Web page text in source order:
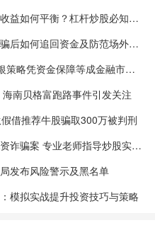
股票杠杆投资全解析：风险与收益如何平衡？杠杆炒股必知技巧
股票配资金融诈骗案揭秘：被骗后如何追回资金及防范场外配资风险
2023年Q3收益率达15%，申银策略凭资金保障等成金融市场关注焦点
南贝格富跑路事件引发关注
借推荐牛股骗取300万被判刑
成渝警方联合破获高额股票配资诈骗案 专业老师指导炒股实为骗局
发布风险警示及黑名单
模拟实战提升投资技巧与策略